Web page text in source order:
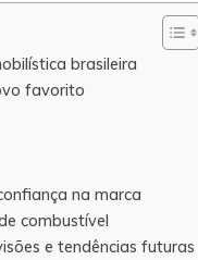
brasileira
favorito
na marca
combustível
e tendências futuras